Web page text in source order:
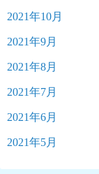
2021年10月
2021年9月
2021年8月
2021年7月
2021年6月
2021年5月